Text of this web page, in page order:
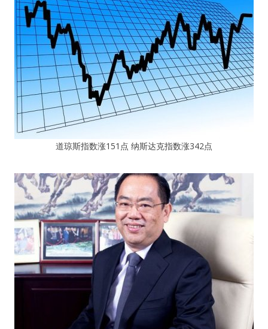
道琼斯指数涨151点 纳斯达克指数涨342点